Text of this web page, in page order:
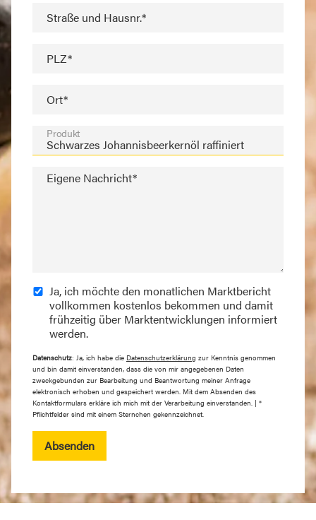
Straße und Hausnr.*
PLZ*
Ort*
Produkt
Eigene Nachricht*
Ja, ich möchte den monatlichen Marktbericht
vollkommen kostenlos bekommen und damit
frühzeitig über Marktentwicklungen informiert
werden.
Datenschutz: Ja, ich habe die Datenschutzerklärung zur Kenntnis genommen
und bin damit einverstanden, dass die von mir angegebenen Daten
zweckgebunden zur Bearbeitung und Beantwortung meiner Anfrage
elektronisch erhoben und gespeichert werden. Mit dem Absenden des
Kontaktformulars erkläre ich mich mit der Verarbeitung einverstanden. | *
Pflichtfelder sind mit einem Sternchen gekennzeichnet.
Absenden